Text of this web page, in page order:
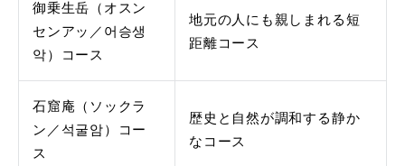
御乗生岳（オスン
センアッ／어승생
악）コース
地元の人にも親しまれる短
距離コース
石窟庵（ソックラ
ン／석굴암）コー
ス
歴史と自然が調和する静か
なコース